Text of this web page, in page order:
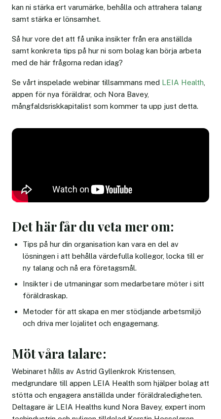
kan ni stärka ert varumärke, behålla och attrahera talang
samt stärka er lönsamhet.
Så hur vore det att få unika insikter från era anställda
samt konkreta tips på hur ni som bolag kan börja arbeta
med de här frågorna redan idag?
Se vårt inspelade webinar tillsammans med LEIA Health
appen för nya föräldrar, och Nora Bavey,
mångfaldsriskkapitalist som kommer ta upp just detta.
Det här får du veta mer om:
Tips på hur din organisation kan vara en del av
lösningen i att behålla värdefulla kollegor, locka till er
ny talang och nå era företagsmål.
Insikter i de utmaningar som medarbetare möter i sitt
föräldraskap.
Metoder för att skapa en mer stödjande arbetsmiljö
och driva mer lojalitet och engagemang.
Möt våra talare:
Webinaret hålls av Astrid Gyllenkrok Kristensen,
medgrundare till appen LEIA Health som hjälper bolag att
stötta och engagera anställda under föräldraledigheten.
Deltagare är LEIA Healths kund Nora Bavey, expert inom